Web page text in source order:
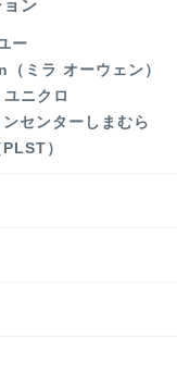
ン
ー
ミラ オーウェン）
ニクロ
センターしまむら
）